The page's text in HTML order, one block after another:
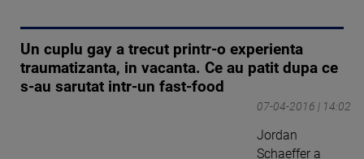
Un cuplu gay a trecut printr-o experienta
traumatizanta, in vacanta. Ce au patit dupa ce
s-au sarutat intr-un fast-food
07-04-2016 | 14:02
Jordan
Schaeffer a